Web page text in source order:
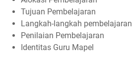
Tujuan Pembelajaran
Langkah-langkah pembelajaran
Penilaian Pembelajaran
Identitas Guru Mapel